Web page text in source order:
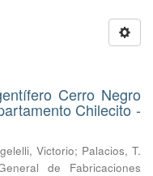
Cerro Negro
Chilecito -
Victorio; Palacios, T.
de Fabricaciones